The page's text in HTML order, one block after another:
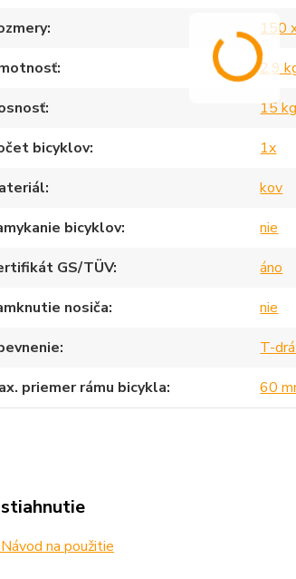
150
2,9
15 kg
bicyklov
1x
kov
bicyklov
nie
GS/TÜV
áno
nosiča
nie
T-
priemer rámu bicykla
60
na použitie